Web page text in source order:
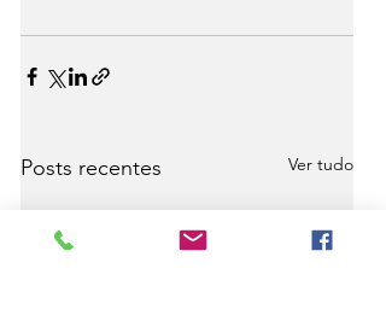
Posts recentes Ver tudo